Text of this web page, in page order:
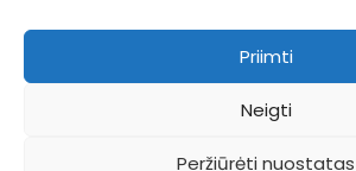
Priimti
Neigti
Peržiūrėti nuostatas
Visos teisės saugomos ©